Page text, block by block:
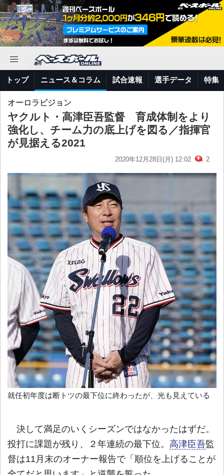
トップ ニュース＆コラム 試合速報 選手データ 特集
オーロラビジョン
ヤクルト・高津臣吾監督 育成体制をより
強化し、チーム力の底上げを図る／指揮官
が見据える2021
2020年12月28日(月) 12:02 2
就任初年度は断トツの最下位に終わったが、光も見えている
決して満足のいくシーズンではなかったはずだ。
投打に課題が残り、２年連続の最下位。 高津臣吾監
督は11月末のオーナー報告で「順位を上げることが